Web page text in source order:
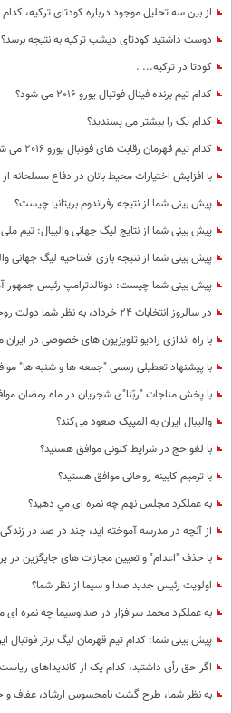
از بین سه تحلیل موجود درباره کودتای ترکیه،
دوست داشتید کودتای دیشب ترکیه به نتیجه برسد؟
کودتا در ترکیه... .
کدام تیم برنده فینال فوتبال یورو 2016 می شود؟
کدام یک را بیشتر می پسندید؟
کدام تیم قهرمان رقابت های فوتبال یورو 2016 می شود؟
با افزایش اختیارات محیط‌ بانان در دفاع مسلحانه
پیش بینی شما از نتیجه رفراندوم بریتانیا چیست؟
پيش بينی شما از نتايج ليگ جهانی واليبال: تيم
پیش بینی شما از نتیجه بازی افتتاحیه لیگ جهانی
پیش بینی شما چیست: دونالدترامپ رئیس جمهور
در سالروز انتخابات 24 خرداد، به نظر شما دولت روحانی در کدام عرصه موفق تر بوده است؟
با راه اندازی رادیو تلویزیون های خصوصی در
با پیشنهاد تعطیلی رسمی "جمعه ها و شنبه ها"
با پخش مناجات "ربّنا"ی شجریان در ماه رمضان
والیبال ایران به المپیک صعود می‌کند؟
با لغو حج در شرایط کنونی موافق هستید؟
با ترمیم کابینه روحانی موافق هستید؟
به عملكرد مجلس نهم چه نمره ای مي دهيد؟
از آنچه در مدرسه آموخته اید، چند در صد در زندگی
با حذف "اعدام" و تعیین مجازات های جایگزین در
اولویت رئیس جدید صدا و سیما از نظر شما؟
به عملکرد محمد سرافزار در صداوسیما چه نمره ای
پیش بینی شما: کدام تیم قهرمان لیگ برتر فوتبال
اگر حق رأی داشتید، کدام یک از کاندیداهای
به نظر شما، طرح گشت نامحسوس ارشاد، عفاف و